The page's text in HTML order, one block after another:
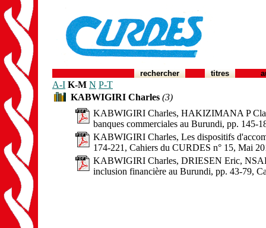
rechercher titres
A-I K-M N P-T
KABWIGIRI Charles (3)
KABWIGIRI Charles, HAKIZIMANA P
banques commerciales au Burundi, pp. 145-
KABWIGIRI Charles, Les dispositifs
174-221, Cahiers du CURDES n° 15, Mai
KABWIGIRI Charles, DRIESEN Eric,
inclusion financière au Burundi, pp. 43-79,